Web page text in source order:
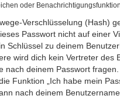
oder
Verschlüsselung (Hash)
Passwort nicht auf einer
Schlüssel zu deinem
wird dich kein Vertreter des
nach deinem Passwort
Funktion „Ich habe mein
nach deinem